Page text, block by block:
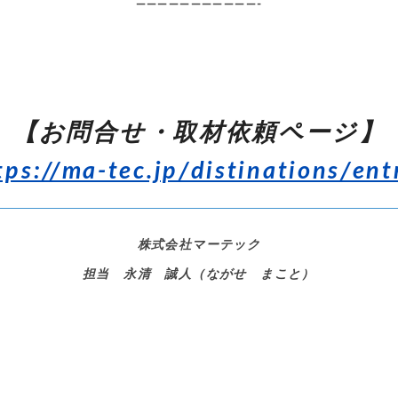
———————————-
【お問合せ・取材依頼ページ】
ma-tec.jp/distinations/
株式会社マーテック
担当 永清 誠人（ながせ まこと）